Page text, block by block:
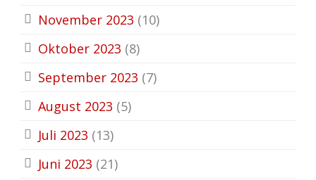
November 2023 (10)
Oktober 2023 (8)
September 2023 (7)
August 2023 (5)
Juli 2023 (13)
Juni 2023 (21)